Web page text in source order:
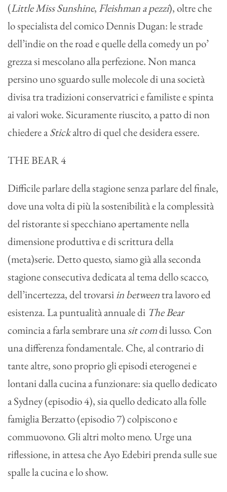
(Little Miss Sunshine, Fleishman a pezzi), oltre che
lo specialista del comico Dennis Dugan: le strade
dell’indie on the road e quelle della comedy un po’
grezza si mescolano alla perfezione. Non manca
persino uno sguardo sulle molecole di una società
divisa tra tradizioni conservatrici e familiste e spinta
ai valori woke. Sicuramente riuscito, a patto di non
chiedere aStickaltro di quel che desidera essere.
THE BEAR 4
Difficile parlare della stagione senza parlare del finale,
dove una volta di più la sostenibilità e la complessità
del ristorante si specchiano apertamente nella
dimensione produttiva e di scrittura della
(meta)serie. Detto questo, siamo già alla seconda
stagione consecutiva dedicata al tema dello scacco,
dell’incertezza, del trovarsiin betweentra lavoro ed
esistenza. La puntualità annuale di The Bear
comincia a farla sembrare unasit comdi lusso. Con
una differenza fondamentale. Che, al contrario di
tante altre, sono proprio gli episodi eterogenei e
lontani dalla cucina a funzionare: sia quello dedicato
a Sydney (episodio 4), sia quello dedicato alla folle
famiglia Berzatto (episodio 7) colpiscono e
commuovono. Gli altri molto meno. Urge una
riflessione, in attesa che Ayo Edebiri prenda sulle sue
spalle la cucina e lo show.